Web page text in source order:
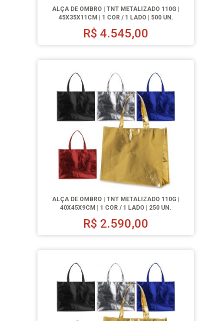
ALÇA DE OMBRO | TNT METALIZADO 110G |
45X35X11CM | 1 COR / 1 LADO | 500 UN.
R$ 4.545,00
ALÇA DE OMBRO | TNT METALIZADO 110G |
40X45X9CM | 1 COR / 1 LADO | 250 UN.
R$ 2.590,00